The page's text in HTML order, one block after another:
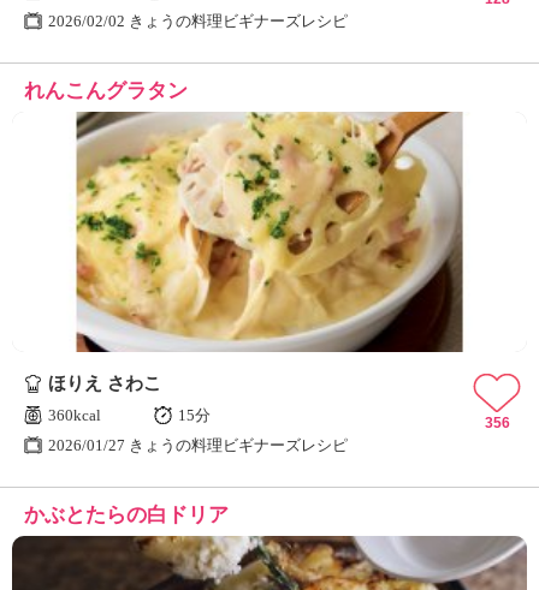
2026/02/02 きょうの料理ビギナーズレシピ
れんこんグラタン
ほりえ さわこ
360kcal
15分
2026/01/27 きょうの料理ビギナーズレシピ
356
かぶとたらの白ドリア